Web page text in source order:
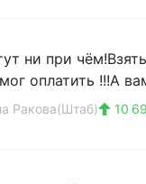
ни при
оплатить !!!А
Ракова(Штаб) 10